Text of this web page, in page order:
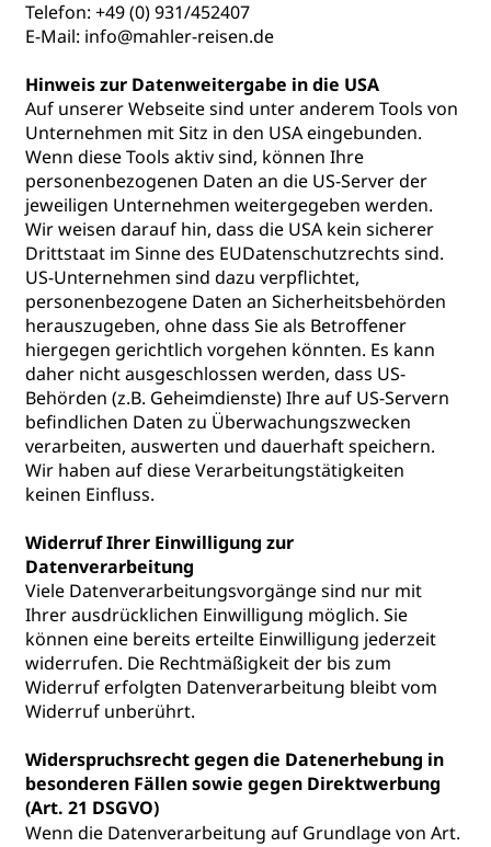
Telefon: +49 (0) 931/452407
E-Mail: info@mahler-reisen.de
Hinweis zur Datenweitergabe in die USA
Auf unserer Webseite sind unter anderem Tools von
Unternehmen mit Sitz in den USA eingebunden.
Wenn diese Tools aktiv sind, können Ihre
personenbezogenen Daten an die US-Server der
jeweiligen Unternehmen weitergegeben werden.
Wir weisen darauf hin, dass die USA kein sicherer
Drittstaat im Sinne des EUDatenschutzrechts sind.
US-Unternehmen sind dazu verpflichtet,
personenbezogene Daten an Sicherheitsbehörden
herauszugeben, ohne dass Sie als Betroffener
hiergegen gerichtlich vorgehen könnten. Es kann
daher nicht ausgeschlossen werden, dass US-
Behörden (z.B. Geheimdienste) Ihre auf US-Servern
befindlichen Daten zu Überwachungszwecken
verarbeiten, auswerten und dauerhaft speichern.
Wir haben auf diese Verarbeitungstätigkeiten
keinen Einfluss.
Widerruf Ihrer Einwilligung zur
Datenverarbeitung
Viele Datenverarbeitungsvorgänge sind nur mit
Ihrer ausdrücklichen Einwilligung möglich. Sie
können eine bereits erteilte Einwilligung jederzeit
widerrufen. Die Rechtmäßigkeit der bis zum
Widerruf erfolgten Datenverarbeitung bleibt vom
Widerruf unberührt.
Widerspruchsrecht gegen die Datenerhebung in
besonderen Fällen sowie gegen Direktwerbung
(Art. 21 DSGVO)
Wenn die Datenverarbeitung auf Grundlage von Art.